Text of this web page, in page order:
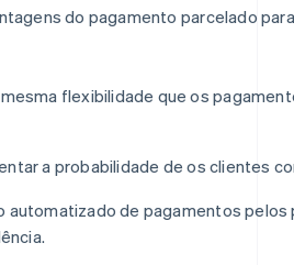
do pagamento parcelado
flexibilidade que os
a probabilidade de os clientes
automatizado de pagamentos